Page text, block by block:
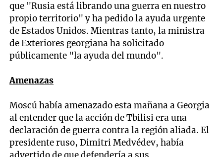
que "Rusia está librando una guerra en nuestro
propio territorio" y ha pedido la ayuda urgente
de Estados Unidos. Mientras tanto, la ministra
de Exteriores georgiana ha solicitado
públicamente "la ayuda del mundo".
Amenazas
Moscú había amenazado esta mañana a Georgia
al entender que la acción de Tbilisi era una
declaración de guerra contra la región aliada. El
presidente ruso, Dimitri Medvédev, había